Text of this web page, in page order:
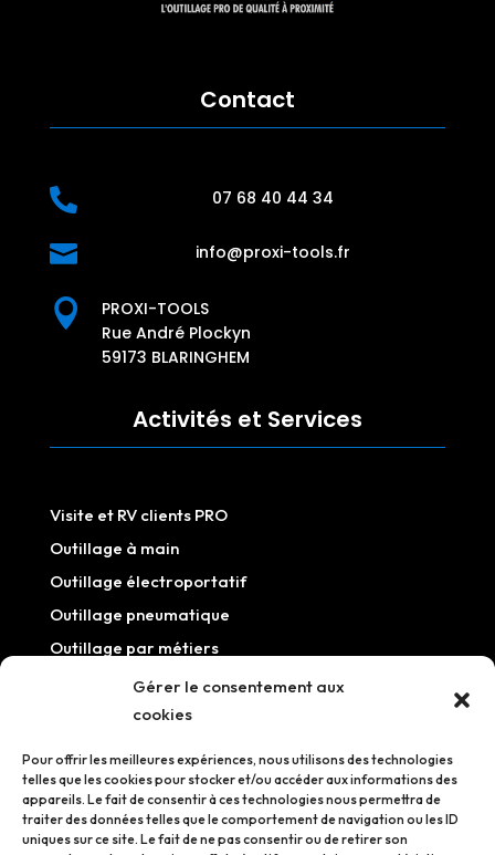
Gérer le consentement aux
cookies
Pour offrir les meilleures expériences, nous utilisons des technologies
telles que les cookies pour stocker et/ou accéder aux informations des
appareils. Le fait de consentir à ces technologies nous permettra de
traiter des données telles que le comportement de navigation ou les ID
uniques sur ce site. Le fait de ne pas consentir ou de retirer son
Contact
 07 68 40 44 34
 info@proxi-tools.fr

PROXI-TOOLS
Rue André Plockyn
59173 BLARINGHEM
Activités et Services
Visite et RV clients PRO
Outillage à main
Outillage électroportatif
Outillage pneumatique
Outillage par métiers
Outillage / Equipement atelier
Information
Mentions légales